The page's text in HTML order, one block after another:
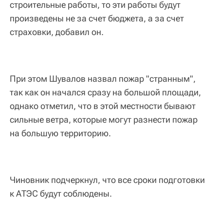
строительные работы, то эти работы будут
произведены не за счет бюджета, а за счет
страховки, добавил он.
При этом Шувалов назвал пожар "странным",
так как он начался сразу на большой площади,
однако отметил, что в этой местности бывают
сильные ветра, которые могут разнести пожар
на большую территорию.
Чиновник подчеркнул, что все сроки подготовки
к АТЭС будут соблюдены.